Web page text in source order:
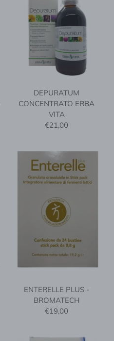
DEPURATUM
CONCENTRATO ERBA
VITA
€21,00
ENTERELLE PLUS -
BROMATECH
€19,00